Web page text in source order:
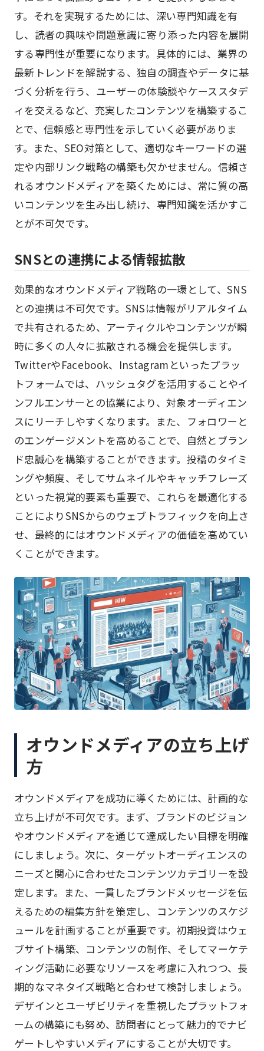
す。それを実現するためには、深い専門知識を有
し、読者の興味や問題意識に寄り添った内容を展開
する専門性が重要になります。具体的には、業界の
最新トレンドを解説する、独自の調査やデータに基
づく分析を行う、ユーザーの体験談やケーススタデ
ィを交えるなど、充実したコンテンツを構築するこ
とで、信頼感と専門性を示していく必要がありま
す。また、SEO対策として、適切なキーワードの選
定や内部リンク戦略の構築も欠かせません。信頼さ
れるオウンドメディアを築くためには、常に質の高
いコンテンツを生み出し続け、専門知識を活かすこ
とが不可欠です。
SNSとの連携による情報拡散
効果的なオウンドメディア戦略の一環として、SNS
との連携は不可欠です。SNSは情報がリアルタイム
で共有されるため、アーティクルやコンテンツが瞬
時に多くの人々に拡散される機会を提供します。
TwitterやFacebook、Instagramといったプラッ
トフォームでは、ハッシュタグを活用することやイ
ンフルエンサーとの協業により、対象オーディエン
スにリーチしやすくなります。また、フォロワーと
のエンゲージメントを高めることで、自然とブラン
ド忠誠心を構築することができます。投稿のタイミ
ングや頻度、そしてサムネイルやキャッチフレーズ
といった視覚的要素も重要で、これらを最適化する
ことによりSNSからのウェブトラフィックを向上さ
せ、最終的にはオウンドメディアの価値を高めてい
くことができます。
オウンドメディアの立ち上げ
方
オウンドメディアを成功に導くためには、計画的な
立ち上げが不可欠です。まず、ブランドのビジョン
やオウンドメディアを通じて達成したい目標を明確
にしましょう。次に、ターゲットオーディエンスの
ニーズと関心に合わせたコンテンツカテゴリーを設
定します。また、一貫したブランドメッセージを伝
えるための編集方針を策定し、コンテンツのスケジ
ュールを計画することが重要です。初期投資はウェ
ブサイト構築、コンテンツの制作、そしてマーケテ
ィング活動に必要なリソースを考慮に入れつつ、長
期的なマネタイズ戦略と合わせて検討しましょう。
デザインとユーザビリティを重視したプラットフォ
ームの構築にも努め、訪問者にとって魅力的でナビ
ゲートしやすいメディアにすることが大切です。